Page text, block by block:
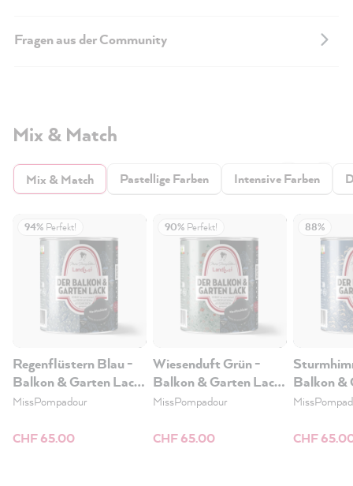
Fragen aus der Community
Mix & Match
Mix & Match Pastellige Farben Intensive Farben
94% Perfekt!
Regenflüstern Blau -
Balkon & Garten Lack,
1L
MissPompadour
CHF 65.00
90% Perfekt!
Wiesenduft Grün -
Balkon & Garten Lack,
1L
MissPompadour
CHF 65.00
88%
Balkon &
1L
CHF